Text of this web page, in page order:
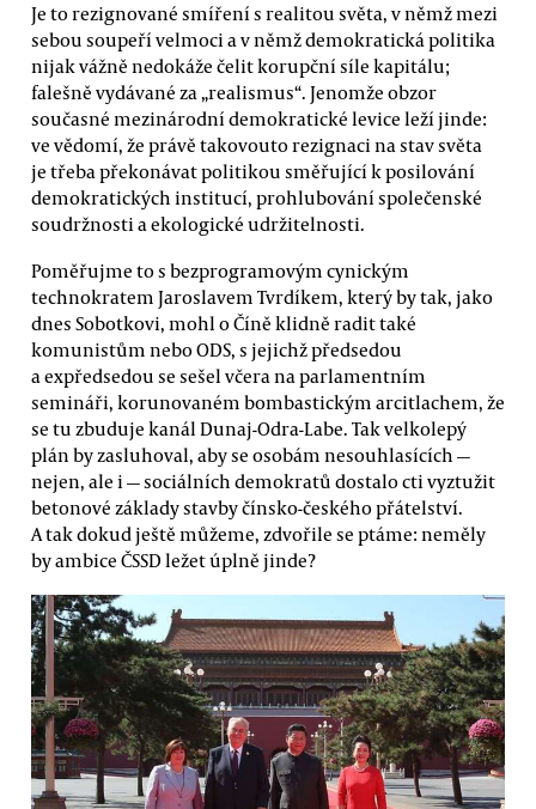
Je to rezignované smíření s realitou světa, v němž mezi
sebou soupeří velmoci a v němž demokratická politika
nijak vážně nedokáže čelit korupční síle kapitálu;
falešně vydávané za „realismus“. Jenomže obzor
současné mezinárodní demokratické levice leží jinde:
ve vědomí, že právě takovouto rezignaci na stav světa
je třeba překonávat politikou směřující k posilování
demokratických institucí, prohlubování společenské
soudržnosti a ekologické udržitelnosti.
Poměřujme to s bezprogramovým cynickým
technokratem Jaroslavem Tvrdíkem, který by tak, jako
dnes Sobotkovi, mohl o Číně klidně radit také
komunistům nebo ODS, s jejichž předsedou
a expředsedou se sešel včera na parlamentním
semináři, korunovaném bombastickým arcitlachem, že
se tu zbuduje kanál Dunaj-Odra-Labe. Tak velkolepý
plán by zasluhoval, aby se osobám nesouhlasících —
nejen, ale i — sociálních demokratů dostalo cti vyztužit
betonové základy stavby čínsko-českého přátelství.
A tak dokud ještě můžeme, zdvořile se ptáme: neměly
by ambice ČSSD ležet úplně jinde?